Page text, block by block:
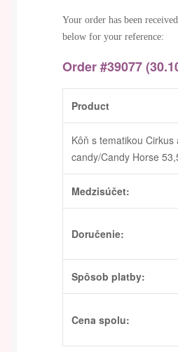
Your order has been
below for your reference:
Order #39077
Product
Kôň s tematikou Cirkus
candy/Candy Horse
Medzisúčet:
Doručenie:
Spôsob platby:
Cena spolu: